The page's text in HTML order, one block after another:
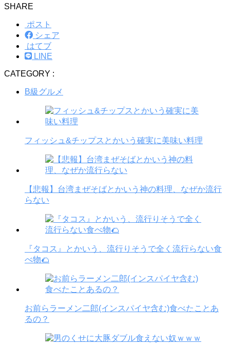
SHARE
ポスト
シェア
はてブ
LINE
CATEGORY :
B級グルメ
フィッシュ&チップスとかいう確実に美味い料理
【悲報】台湾まぜそばとかいう神の料理、なぜか流行
らない
『タコス』とかいう、流行りそうで全く流行らない食
べ物🌮
お前らラーメン二郎(インスパイヤ含む)食べたことあ
るの？